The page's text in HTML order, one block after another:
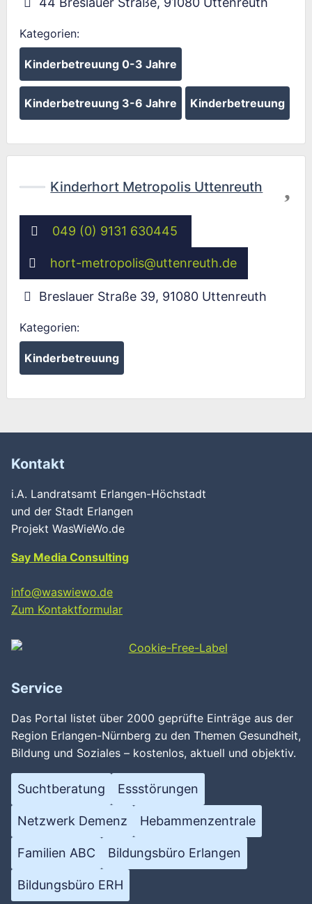
Kategorien:
Kinderbetreuung 0-3 Jahre
Kinderbetreuung 3-6 Jahre Kinderbetreuung
Kinderhort Metropolis Uttenreuth
049 (0) 9131 630445
hort-metropolis@uttenreuth.de
Breslauer Straße 39, 91080 Uttenreuth
Kategorien:
Kinderbetreuung
Wird geladen …
Kontakt
i.A. Landratsamt Erlangen-Höchstadt
und der Stadt Erlangen
Projekt WasWieWo.de
Say Media Consulting
info@waswiewo.de
Zum Kontaktformular
Service
Das Portal listet über 2000 geprüfte Einträge aus der
Region Erlangen-Nürnberg zu den Themen Gesundheit,
Bildung und Soziales – kostenlos, aktuell und objektiv.
Suchtberatung Essstörungen
Netzwerk Demenz Hebammenzentrale
Familien ABC Bildungsbüro Erlangen
Bildungsbüro ERH